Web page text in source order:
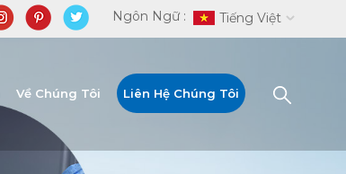
Ngôn Ngữ : Tiếng Việt
Về Chúng Tôi Liên Hệ Chúng Tôi